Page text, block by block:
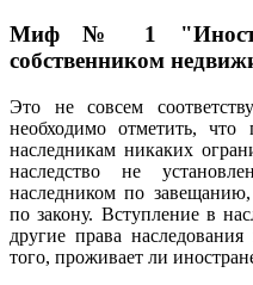
Миф № 1
собственником
Это не совсем
необходимо отметить,
наследникам никаких
наследство не
наследником по
по закону. Вступление в
другие права
того, проживает ли